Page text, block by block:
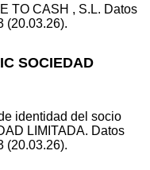
TO CASH , S.L. Datos
(20.03.26).
SOCIEDAD
identidad del socio
LIMITADA. Datos
(20.03.26).